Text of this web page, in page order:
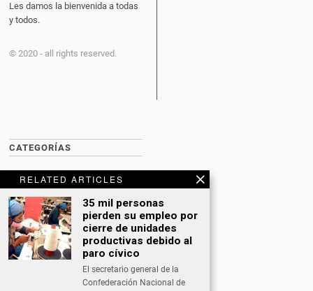
RELATED ARTICLES
35 mil personas
pierden su empleo por
cierre de unidades
productivas debido al
paro cívico
El secretario general de la
Confederación Nacional de
Les damos la bienvenida a todas
y todos.
© 2020 - all rights reserved.
CATEGORÍAS
BITCOIN NEWS
CULTURA
DATING
DEPORTES